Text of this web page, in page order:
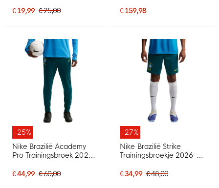
Geel Groen
€ 19,99 € 25,00 € 159,98
-25%
Nike Brazilië Academy
Pro Trainingsbroek 2026-
Mintgroen
€ 44,99 € 60,00
-27%
Nike Brazilië Strike
Trainingsbroekje 2026-
Mintgroen
€ 34,99 € 48,00